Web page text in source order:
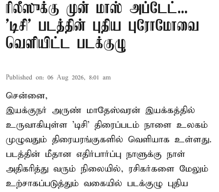
ரிலீஸுக்கு முன் மாஸ் அப்டேட்...
'டிசி' படத்தின் புதிய புரோமோவை
வெளியிட்ட படக்குழு
Published on: 06 Aug 2026, 8:01 am
சென்னை,
இயக்குநர் அருண் மாதேஸ்வரன் இயக்கத்தில்
உருவாகியுள்ள 'டிசி' திரைப்படம் நாளை உலகம்
முழுவதும் திரையரங்குகளில் வெளியாக உள்ளது.
படத்தின் மீதான எதிர்பார்ப்பு நாளுக்கு நாள்
அதிகரித்து வரும் நிலையில், ரசிகர்களை மேலும்
உற்சாகப்படுத்தும் வகையில் படக்குழு புதிய